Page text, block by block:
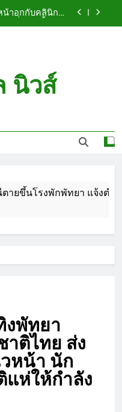
น้าอกกับคลินิกชื่อ
ริมทางรถไฟ รวบ
มบินกลับประเทศ
ชุม–ห้องผู้บริหาร
ขึ้นโรงพักพัทยา
เชื่อรีวิวราคาถูก
ย 17 เข้าคอนโด
ทยา ผ่านงบ 5.7
นิวส์
ขึ้นโรงพักพัทยา แจ้งตำรว
งพัทยา
ติไทย ส่ง
หน้า นัก
แห่ให้กำลัง